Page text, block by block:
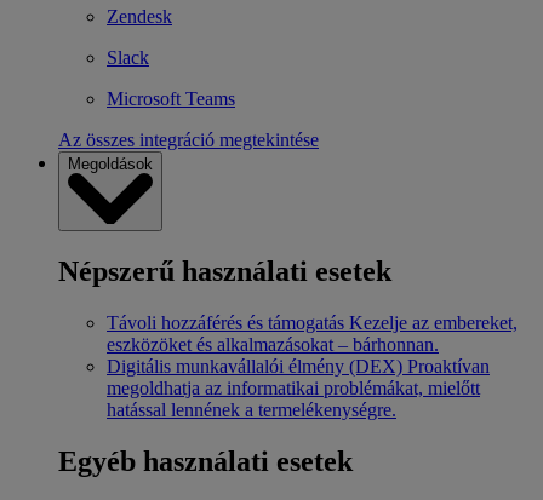
Zendesk
Slack
Microsoft Teams
Az összes integráció megtekintése
Megoldások
Népszerű használati esetek
Távoli hozzáférés és támogatás Kezelje az embereket,
eszközöket és alkalmazásokat – bárhonnan.
Digitális munkavállalói élmény (DEX) Proaktívan
megoldhatja az informatikai problémákat, mielőtt
hatással lennének a termelékenységre.
Egyéb használati esetek